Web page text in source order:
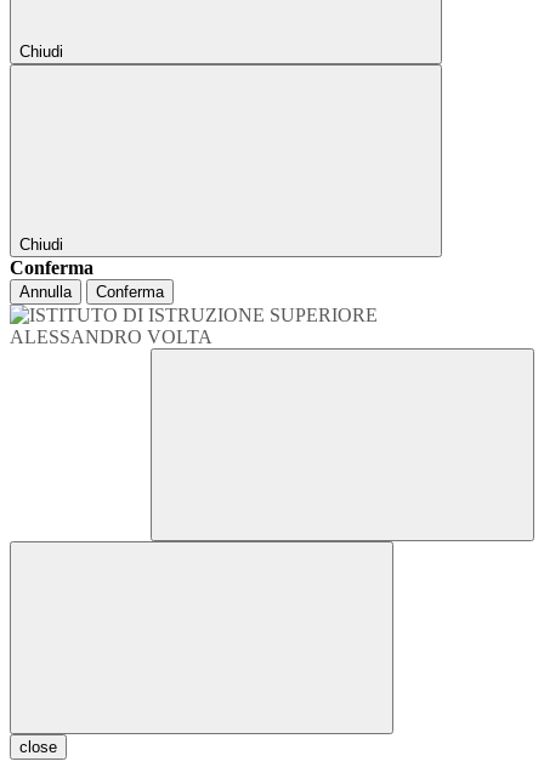
Chiudi
Chiudi
Conferma
Annulla Conferma
close